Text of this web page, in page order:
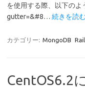
を使用する際、以下の
gutter=&#8… 続きを読
カテゴリー: MongoDB
CentOS6.2